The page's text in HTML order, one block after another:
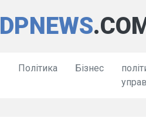
DPNEWS
Політика Бізнес